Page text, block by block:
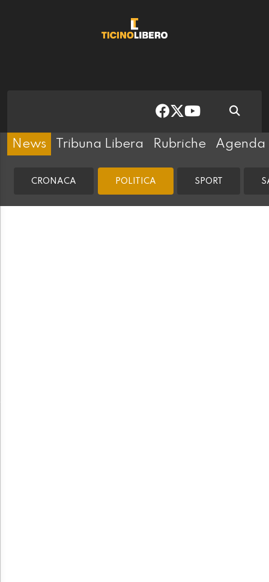
News Tribuna Libera Rubriche Agenda
CRONACA POLITICA SPORT